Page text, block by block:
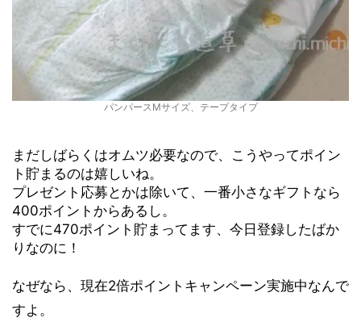
パンパースMサイズ、テープタイプ
まだしばらくはオムツ必要なので、こうやってポイン
ト貯まるのは嬉しいね。
プレゼント応募とかは除いて、一番小さなギフトなら
400ポイントからあるし。
すでに470ポイント貯まってます、今日登録したばか
りなのに！
なぜなら、現在2倍ポイントキャンペーン実施中なんで
すよ。